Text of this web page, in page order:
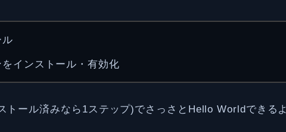
ル
インストール・有効化
トール済みなら1ステップ)でさっさとHello Worldできるよ